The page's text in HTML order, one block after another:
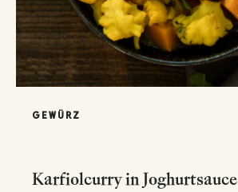
GEWÜRZ
Karfiolcurry in Joghurtsauce